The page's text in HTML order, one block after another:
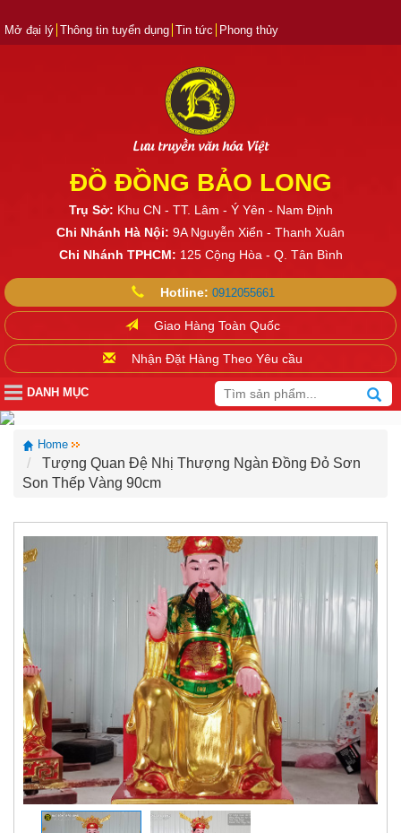
Mở đại lý Thông tin tuyển dụng Tin tức Phong thủy
Lưu truyền văn hóa Việt
ĐỒ ĐỒNG BẢO LONG
Trụ Sở: Khu CN - TT. Lâm - Ý Yên - Nam Định
Chi Nhánh Hà Nội: 9A Nguyễn Xiển - Thanh Xuân
Chi Nhánh TPHCM: 125 Cộng Hòa - Q. Tân Bình
Hotline: 0912055661
Giao Hàng Toàn Quốc
Nhận Đặt Hàng Theo Yêu cầu
DANH MỤC
Home
Tượng Quan Đệ Nhị Thượng Ngàn Đồng Đỏ Sơn
Son Thếp Vàng 90cm